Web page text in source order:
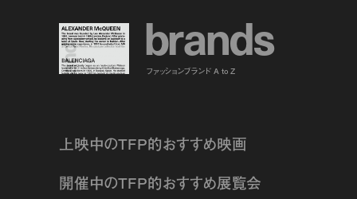
brands
ファッションブランド A to Z
上映中のTFP的おすすめ映画
開催中のTFP的おすすめ展覧会